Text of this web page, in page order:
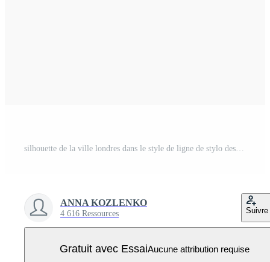
silhouette de la ville londres dans le style de ligne de stylo dessin avec des lignes noires sur fond blanc Vecteur Pro
ANNA KOZLENKO
4 616 Ressources Suivre
Gratuit avec EssaiAucune attribution requise